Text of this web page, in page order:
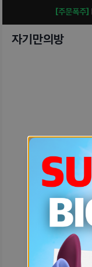
[주문폭주]
자기만의방